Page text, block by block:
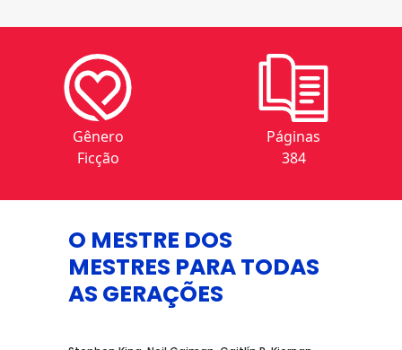
Gênero
Ficção
Páginas
384
O MESTRE DOS
MESTRES PARA TODAS
AS GERAÇÕES